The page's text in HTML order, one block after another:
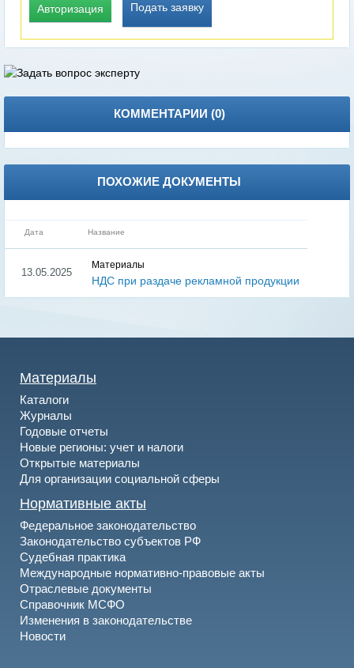
Авторизация Подать заявку
КОММЕНТАРИИ (0)
ПОХОЖИЕ ДОКУМЕНТЫ
Дата Название
13.05.2025
Материалы
НДС при раздаче рекламной продукции
Материалы
Каталоги
Журналы
Годовые отчеты
Новые регионы: учет и налоги
Открытые материалы
Для организации социальной сферы
Нормативные акты
Федеральное законодательство
Законодательство субъектов РФ
Судебная практика
Международные нормативно-правовые акты
Отраслевые документы
Справочник МСФО
Изменения в законодательстве
Новости